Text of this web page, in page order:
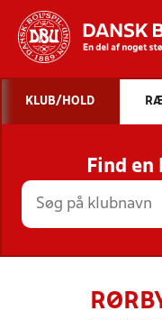
STILLINGER,
KLUB/HOLD
Find